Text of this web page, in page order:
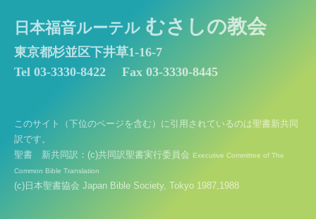
日本福音ルーテル むさしの教会
東京都杉並区下井草1-16-7
Tel 03-3330-8422
Fax 03-3330-8445
このサイト（下位のページを含む）に引用されているのは聖書新共同
訳です。
聖書 新共同訳：(c)共同訳聖書実行委員会 Executive Committee of The
Common Bible Translation
(c)日本聖書協会 Japan Bible Society, Tokyo 1987,1988